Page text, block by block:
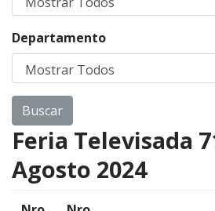
Departamento
Feria Televisada
Agosto 2024